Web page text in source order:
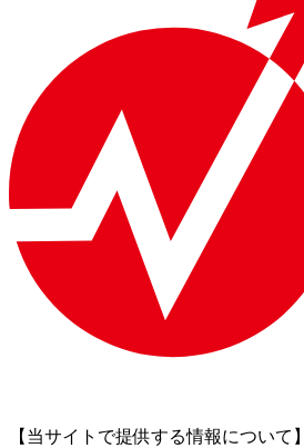
【当サイトで提供する情報について】